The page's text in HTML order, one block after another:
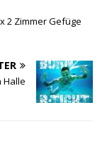
2 Zimmer Gefüge
Halle